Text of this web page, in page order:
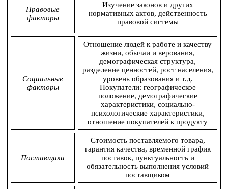
Правовые
факторы
Изучение законов и других
нормативных актов, действенность
правовой системы
Социальные
факторы
Отношение людей к работе и качеству
жизни, обычаи и верования,
демографическая структура,
разделение ценностей, рост населения,
уровень образования и т.д.
Покупатели: географическое
положение, демографические
характеристики, социально-
психологические характеристики,
отношение покупателей к продукту
Поставщики
Стоимость поставляемого товара,
гарантия качества, временной график
поставок, пунктуальность и
обязательность выполнения условий
поставщиком